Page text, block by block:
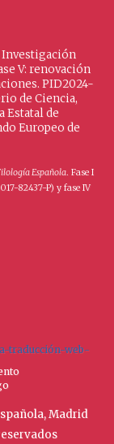
Investigación
V: renovación
PID2024-
de Ciencia,
Estatal de
Europeo de
Española. Fase I
82437-P) y fase IV
Madrid